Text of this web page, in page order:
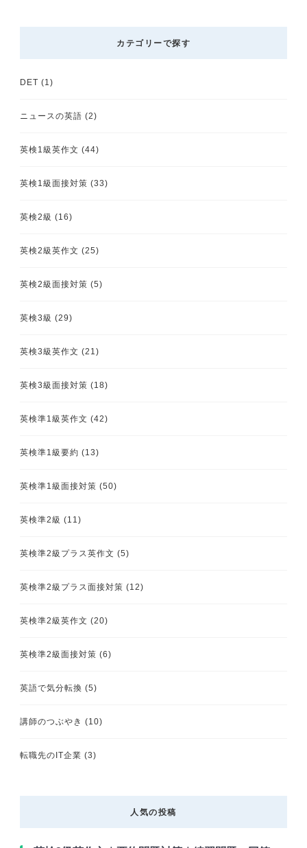
カテゴリーで探す
DET (1)
ニュースの英語 (2)
英検1級英作文 (44)
英検1級面接対策 (33)
英検2級 (16)
英検2級英作文 (25)
英検2級面接対策 (5)
英検3級 (29)
英検3級英作文 (21)
英検3級面接対策 (18)
英検準1級英作文 (42)
英検準1級要約 (13)
英検準1級面接対策 (50)
英検準2級 (11)
英検準2級プラス英作文 (5)
英検準2級プラス面接対策 (12)
英検準2級英作文 (20)
英検準2級面接対策 (6)
英語で気分転換 (5)
講師のつぶやき (10)
転職先のIT企業 (3)
人気の投稿